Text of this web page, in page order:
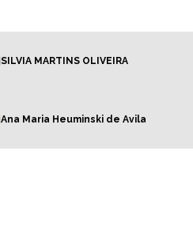
SILVIA MARTINS OLIVEIRA
Ana Maria Heuminski de Avila